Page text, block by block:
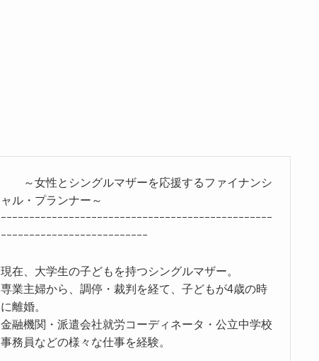
～女性とシングルマザーを応援するファイナンシ
ャル・プランナー～
ｰｰｰｰｰｰｰｰｰｰｰｰｰｰｰｰｰｰｰｰｰｰｰｰｰｰｰｰｰｰｰｰｰｰｰｰｰｰｰｰｰｰｰｰｰｰｰｰ
ｰｰｰｰｰｰｰｰｰｰｰｰｰｰｰｰｰｰｰｰｰｰｰｰｰｰ
現在、大学生の子どもを持つシングルマザー。
専業主婦から、調停・裁判を経て、子どもが4歳の時
に離婚。
金融機関・派遣会社就労コーディネータ・公立中学校
事務員などの様々な仕事を経験。